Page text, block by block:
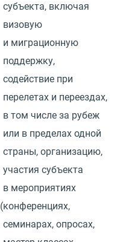
субъекта, включая
визовую
и миграционную
поддержку,
содействие при
перелетах и переездах,
в том числе за рубеж
или в пределах одной
страны, организацию,
участия субъекта
в мероприятиях
(конференциях,
семинарах, опросах,